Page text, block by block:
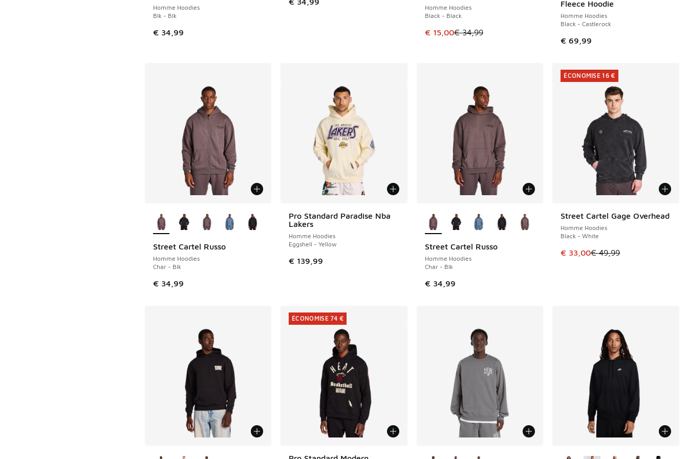
Homme Hoodies
Blk - Blk
€ 34,99
Homme Hoodies
Black - Black
Cet article est en promotion. Prix en baisse de € 34,99 à € 15,00
€ 15,00€ 34,99
Fleece Hoodie
Homme Hoodies
Black - Castlerock
€ 69,99
Street Cartel Russo
Homme Hoodies
Char - Blk
€ 34,99
Pro Standard Paradise Nba
Lakers
Homme Hoodies
Eggshell - Yellow
€ 139,99
Street Cartel Russo
Homme Hoodies
Char - Blk
€ 34,99
Street Cartel Gage Overhead
Homme Hoodies
Black - White
Cet article est en promotion.
€ 33,00€ 49,99
ÉCONOMISE 16 €
ÉCONOMISE 16 €
ÉCONOMISE 74 €